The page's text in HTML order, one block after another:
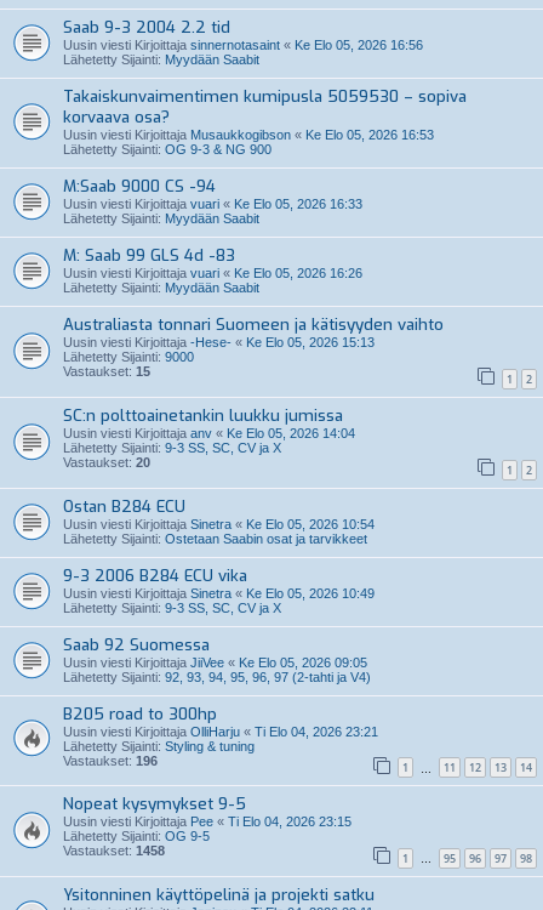
Saab 9-3 2004 2.2 tid
Uusin viesti Kirjoittaja sinnernotasaint « Ke Elo 05, 2026 16:56
Lähetetty Sijainti: Myydään Saabit
Takaiskunvaimentimen kumipusla 5059530 – sopiva
korvaava osa?
Uusin viesti Kirjoittaja Musaukkogibson « Ke Elo 05, 2026 16:53
Lähetetty Sijainti: OG 9-3 & NG 900
M:Saab 9000 CS -94
Uusin viesti Kirjoittaja vuari « Ke Elo 05, 2026 16:33
Lähetetty Sijainti: Myydään Saabit
M: Saab 99 GLS 4d -83
Uusin viesti Kirjoittaja vuari « Ke Elo 05, 2026 16:26
Lähetetty Sijainti: Myydään Saabit
Australiasta tonnari Suomeen ja kätisyyden vaihto
Uusin viesti Kirjoittaja -Hese- « Ke Elo 05, 2026 15:13
Lähetetty Sijainti: 9000
Vastaukset: 15 1 2
SC:n polttoainetankin luukku jumissa
Uusin viesti Kirjoittaja anv « Ke Elo 05, 2026 14:04
Lähetetty Sijainti: 9-3 SS, SC, CV ja X
Vastaukset: 20 1 2
Ostan B284 ECU
Uusin viesti Kirjoittaja Sinetra « Ke Elo 05, 2026 10:54
Lähetetty Sijainti: Ostetaan Saabin osat ja tarvikkeet
9-3 2006 B284 ECU vika
Uusin viesti Kirjoittaja Sinetra « Ke Elo 05, 2026 10:49
Lähetetty Sijainti: 9-3 SS, SC, CV ja X
Saab 92 Suomessa
Uusin viesti Kirjoittaja JiiVee « Ke Elo 05, 2026 09:05
Lähetetty Sijainti: 92, 93, 94, 95, 96, 97 (2-tahti ja V4)
B205 road to 300hp
Uusin viesti Kirjoittaja OlliHarju « Ti Elo 04, 2026 23:21
Lähetetty Sijainti: Styling & tuning
Vastaukset: 196 1 11 12 13 14
Nopeat kysymykset 9-5
Uusin viesti Kirjoittaja Pee « Ti Elo 04, 2026 23:15
Lähetetty Sijainti: OG 9-5
Vastaukset: 1458 1 … 95 96 97 98
Ysitonninen käyttöpelinä ja projekti satku